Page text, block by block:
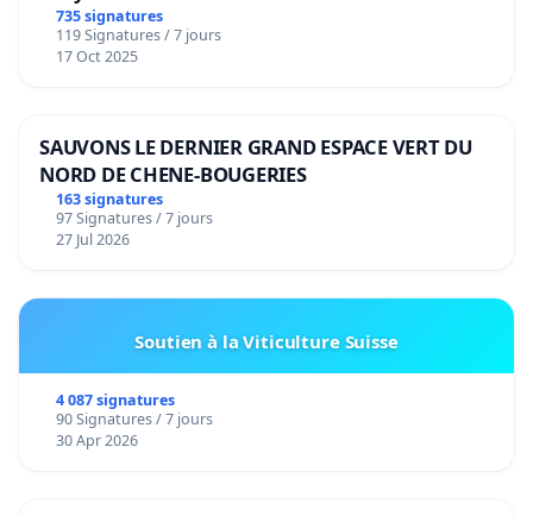
de notre territoire »
735 signatures
119 Signatures / 7 jours
17 Oct 2025
SAUVONS LE DERNIER GRAND ESPACE VERT DU
NORD DE CHENE-BOUGERIES
163 signatures
97 Signatures / 7 jours
27 Jul 2026
Soutien à la Viticulture Suisse
4 087 signatures
90 Signatures / 7 jours
30 Apr 2026